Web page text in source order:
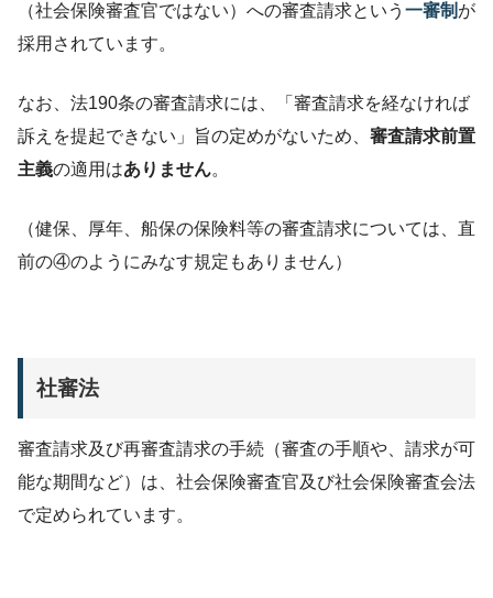
（社会保険審査官ではない）への審査請求という 一審制 が
採用されています。
なお、法190条の審査請求には、「審査請求を経なければ
訴えを提起できない」旨の定めがないため、 審査請求前置
主義の適用はありません。
（健保、厚年、船保の保険料等の審査請求については、直
前の④のようにみなす規定もありません）
社審法
審査請求及び再審査請求の手続（審査の手順や、請求が可
能な期間など）は、社会保険審査官及び社会保険審査会法
で定められています。